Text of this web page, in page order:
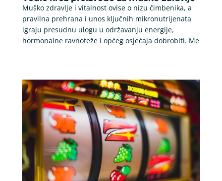
Muško zdravlje i vitalnost ovise o nizu čimbenika, a
pravilna prehrana i unos ključnih mikronutrijenata
igraju presudnu ulogu u održavanju energije,
hormonalne ravnoteže i općeg osjećaja dobrobiti. Me